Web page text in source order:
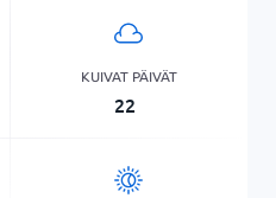
KUIVAT PÄIVÄT
22